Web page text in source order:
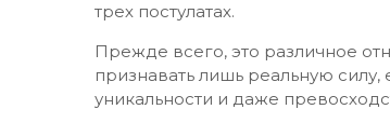
трех постулатах.
Прежде всего, это различное
признавать лишь реальную
уникальности и даже